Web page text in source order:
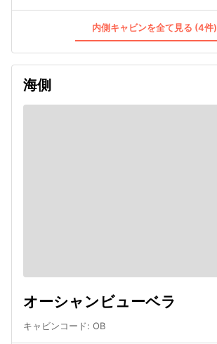
内側キャビンを全て見る (4件)
海側
オーシャンビューベラ
キャビンコード: OB